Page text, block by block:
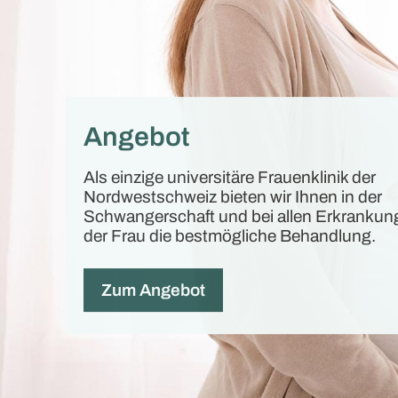
Angebot
Als einzige universitäre Frauenklinik der
Nordwestschweiz bieten wir Ihnen in der
Schwangerschaft und bei allen
der Frau die bestmögliche Behandlung.
Zum Angebot